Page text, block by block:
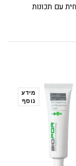
עם תכונות
מידע
נוסף